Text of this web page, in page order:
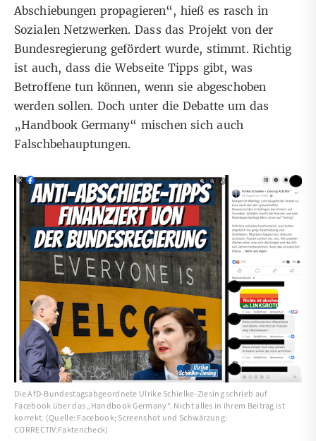
Abschiebungen propagieren“, hieß es rasch in
Sozialen Netzwerken. Dass das Projekt von der
Bundesregierung gefördert wurde, stimmt. Richtig
ist auch, dass die Webseite Tipps gibt, was
Betroffene tun können, wenn sie abgeschoben
werden sollen. Doch unter die Debatte um das
„Handbook Germany“ mischen sich auch
Falschbehauptungen.
Die AfD-Bundestagsabgeordnete Ulrike Schielke-Ziesing schrieb auf
Facebook über das „Handbook Germany“. Nicht alles in ihrem Beitrag ist
korrekt. (Quelle: Facebook; Screenshot und Schwärzung:
CORRECTIV.Faktencheck)